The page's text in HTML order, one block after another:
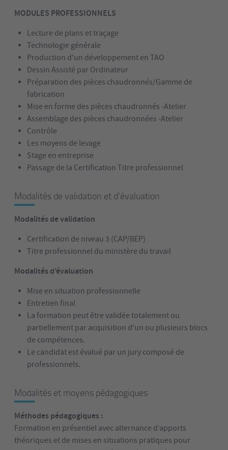
MODULES PROFESSIONNELS
Lecture de plans et traçage
Technologie générale
Production d'un développement en TAO
Dessin Assisté par Ordinateur
Préparation des pièces chaudronnés/Gamme de
fabrication
Mise en forme des pièces chaudronnés -Atelier
Assemblage des pièces chaudronnées -Atelier
Contrôle
Les moyens de levage
Stage en entreprise
Passage de la Certification Titre professionnel
Modalités de validation et d'évaluation
Modalités de validation
Certification de niveau 3 (CAP/BEP)
Titre professionnel du ministère du travail
Modalités d’évaluation
Mise en situation professionnelle
Entretien final
La formation peut être validée totalement ou
partiellement par acquisition d'un ou plusieurs blocs
de compétences.
Le candidat est évalué par un jury composé de
professionnels.
Modalités et moyens pédagogiques
Méthodes pédagogiques :
Formation en présentiel avec alternance d’apports
théoriques et de mises en situations pratiques pour